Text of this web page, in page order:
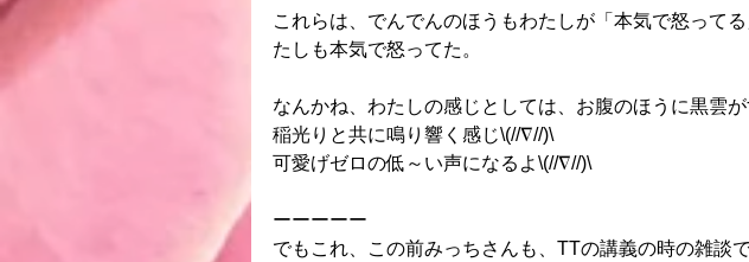
これらは、でんでんのほうもわたしが「本気で怒って
たしも本気で怒ってた。
なんかね、わたしの感じとしては、お腹のほうに黒雲
稲光りと共に鳴り響く感じ\(//∇//)\
可愛げゼロの低～い声になるよ\(//∇//)\
ーーーーー
でもこれ、この前みっちさんも、TTの講義の時の雑談